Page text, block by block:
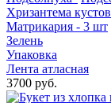
Хризантема
Матрикария - 3 шт
Зелень
Упаковка
Лента атласная
3700 руб.